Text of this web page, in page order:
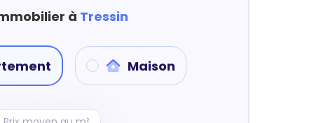
à Tressin
Maison